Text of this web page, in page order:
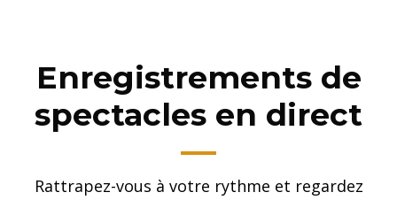
Enregistrements de
spectacles en direct
Rattrapez-vous à votre rythme et regardez